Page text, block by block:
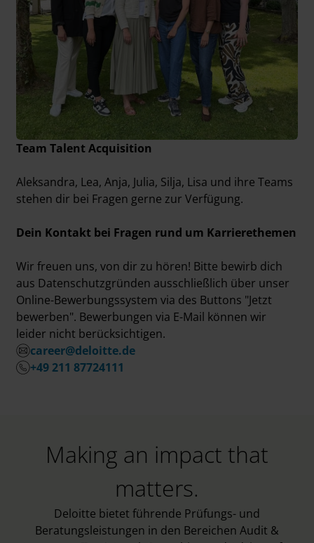
Team Talent Acquisition
Aleksandra, Lea, Anja, Julia, Silja, Lisa und ihre Teams
stehen dir bei Fragen gerne zur Verfügung.
Dein Kontakt bei Fragen rund um Karrierethemen
Wir freuen uns, von dir zu hören! Bitte bewirb dich
aus Datenschutzgründen ausschließlich über unser
Online-Bewerbungssystem via des Buttons "Jetzt
bewerben". Bewerbungen via E-Mail können wir
leider nicht berücksichtigen.
career@deloitte.de
+49 211 87724111
Making an impact that
matters.
Deloitte bietet führende Prüfungs- und
Beratungsleistungen in den Bereichen Audit &